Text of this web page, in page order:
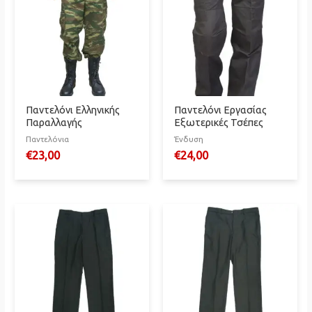
Παντελόνι Ελληνικής
Παραλλαγής
Παντελόνια
€23,00
Παντελόνι Εργασίας
Εξωτερικές Τσέπες
Ένδυση
€24,00